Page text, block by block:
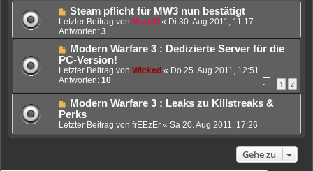
Steam pflicht für MW3 nun bestätigt
Letzter Beitrag von Marc3l « Di 30. Aug 2011, 11:17
Antworten: 3
Modern Warfare 3 : Dedizierte Server für die
PC-Version!
Letzter Beitrag von Wicked « Do 25. Aug 2011, 12:51
Antworten: 10 1 2
Modern Warfare 3 : Leaks zu Killstreaks &
Perks
Letzter Beitrag von frEEzEr « Sa 20. Aug 2011, 17:26
Gehe zu